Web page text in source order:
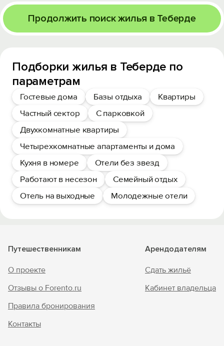
Продолжить поиск жилья в Теберде
Подборки жилья в Теберде по
параметрам
Гостевые дома Базы отдыха
Квартиры
Частный сектор
С парковкой
Двухкомнатные квартиры
Четырехкомнатные апартаменты и дома
Кухня в номере
Отели без звезд
Работают в несезон
Семейный отдых
Отель на выходные
Молодежные отели
Путешественникам
О проекте
Отзывы о Forento.ru
Правила бронирования
Контакты
Арендодателям
Сдать жильё
Кабинет владельца